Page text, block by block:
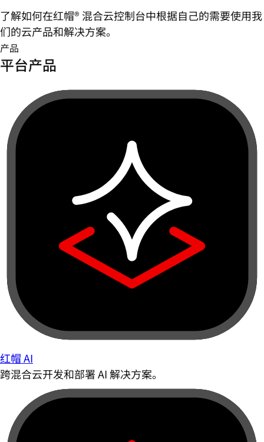
了解如何在红帽® 混合云控制台中根据自己的需要使用我
们的云产品和解决方案。
产品
平台产品
红帽 AI
跨混合云开发和部署 AI 解决方案。